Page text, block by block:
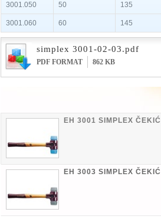
3001.050 50 135
3001.060 60 145
simplex 3001-02-03.pdf
PDF FORMAT 862 KB
EH 3001 SIMPLEX ČEKIĆ
EH 3003 SIMPLEX ČEKIĆ